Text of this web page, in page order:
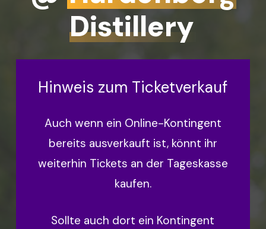
Distillery
Hinweis zum Ticketverkauf
Auch wenn ein Online-Kontingent
bereits ausverkauft ist, könnt ihr
weiterhin Tickets an der Tageskasse
kaufen.
Sollte auch dort ein Kontingent